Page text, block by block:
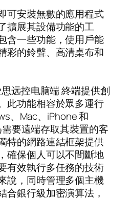
可安裝無數的應用程式
擴展其設備功能的工
含一些功能，使用戶能
彩的鈴聲、高清桌布和
远控电脑端 終端提供創
此功能相容於眾多運行
、Mac、iPhone 和
要遠端存取其裝置的客
特的網路連結框架提供
確保個人可以不間斷地
有效執行多任務的技術
說，同時管理多個主機
合銀行級加密演算法，